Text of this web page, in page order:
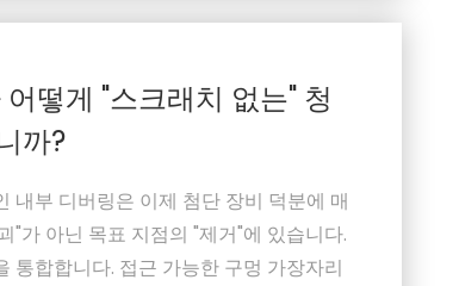
떻게 "스크래치 없는" 청
까?
내부 디버링은 이제 첨단 장비 덕분에 매
"가 아닌 목표 지점의 "제거"에 있습니다.
통합합니다. 접근 가능한 구멍 가장자리